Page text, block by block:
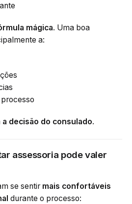
mágica. Uma boa
a:
decisão do consulado.
assessoria pode valer
se sentir mais confortáveis
durante o processo: